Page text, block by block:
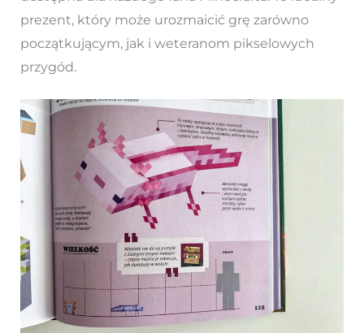
prezent, który może urozmaicić grę zarówno
początkującym, jak i weteranom pikselowych
przygód.